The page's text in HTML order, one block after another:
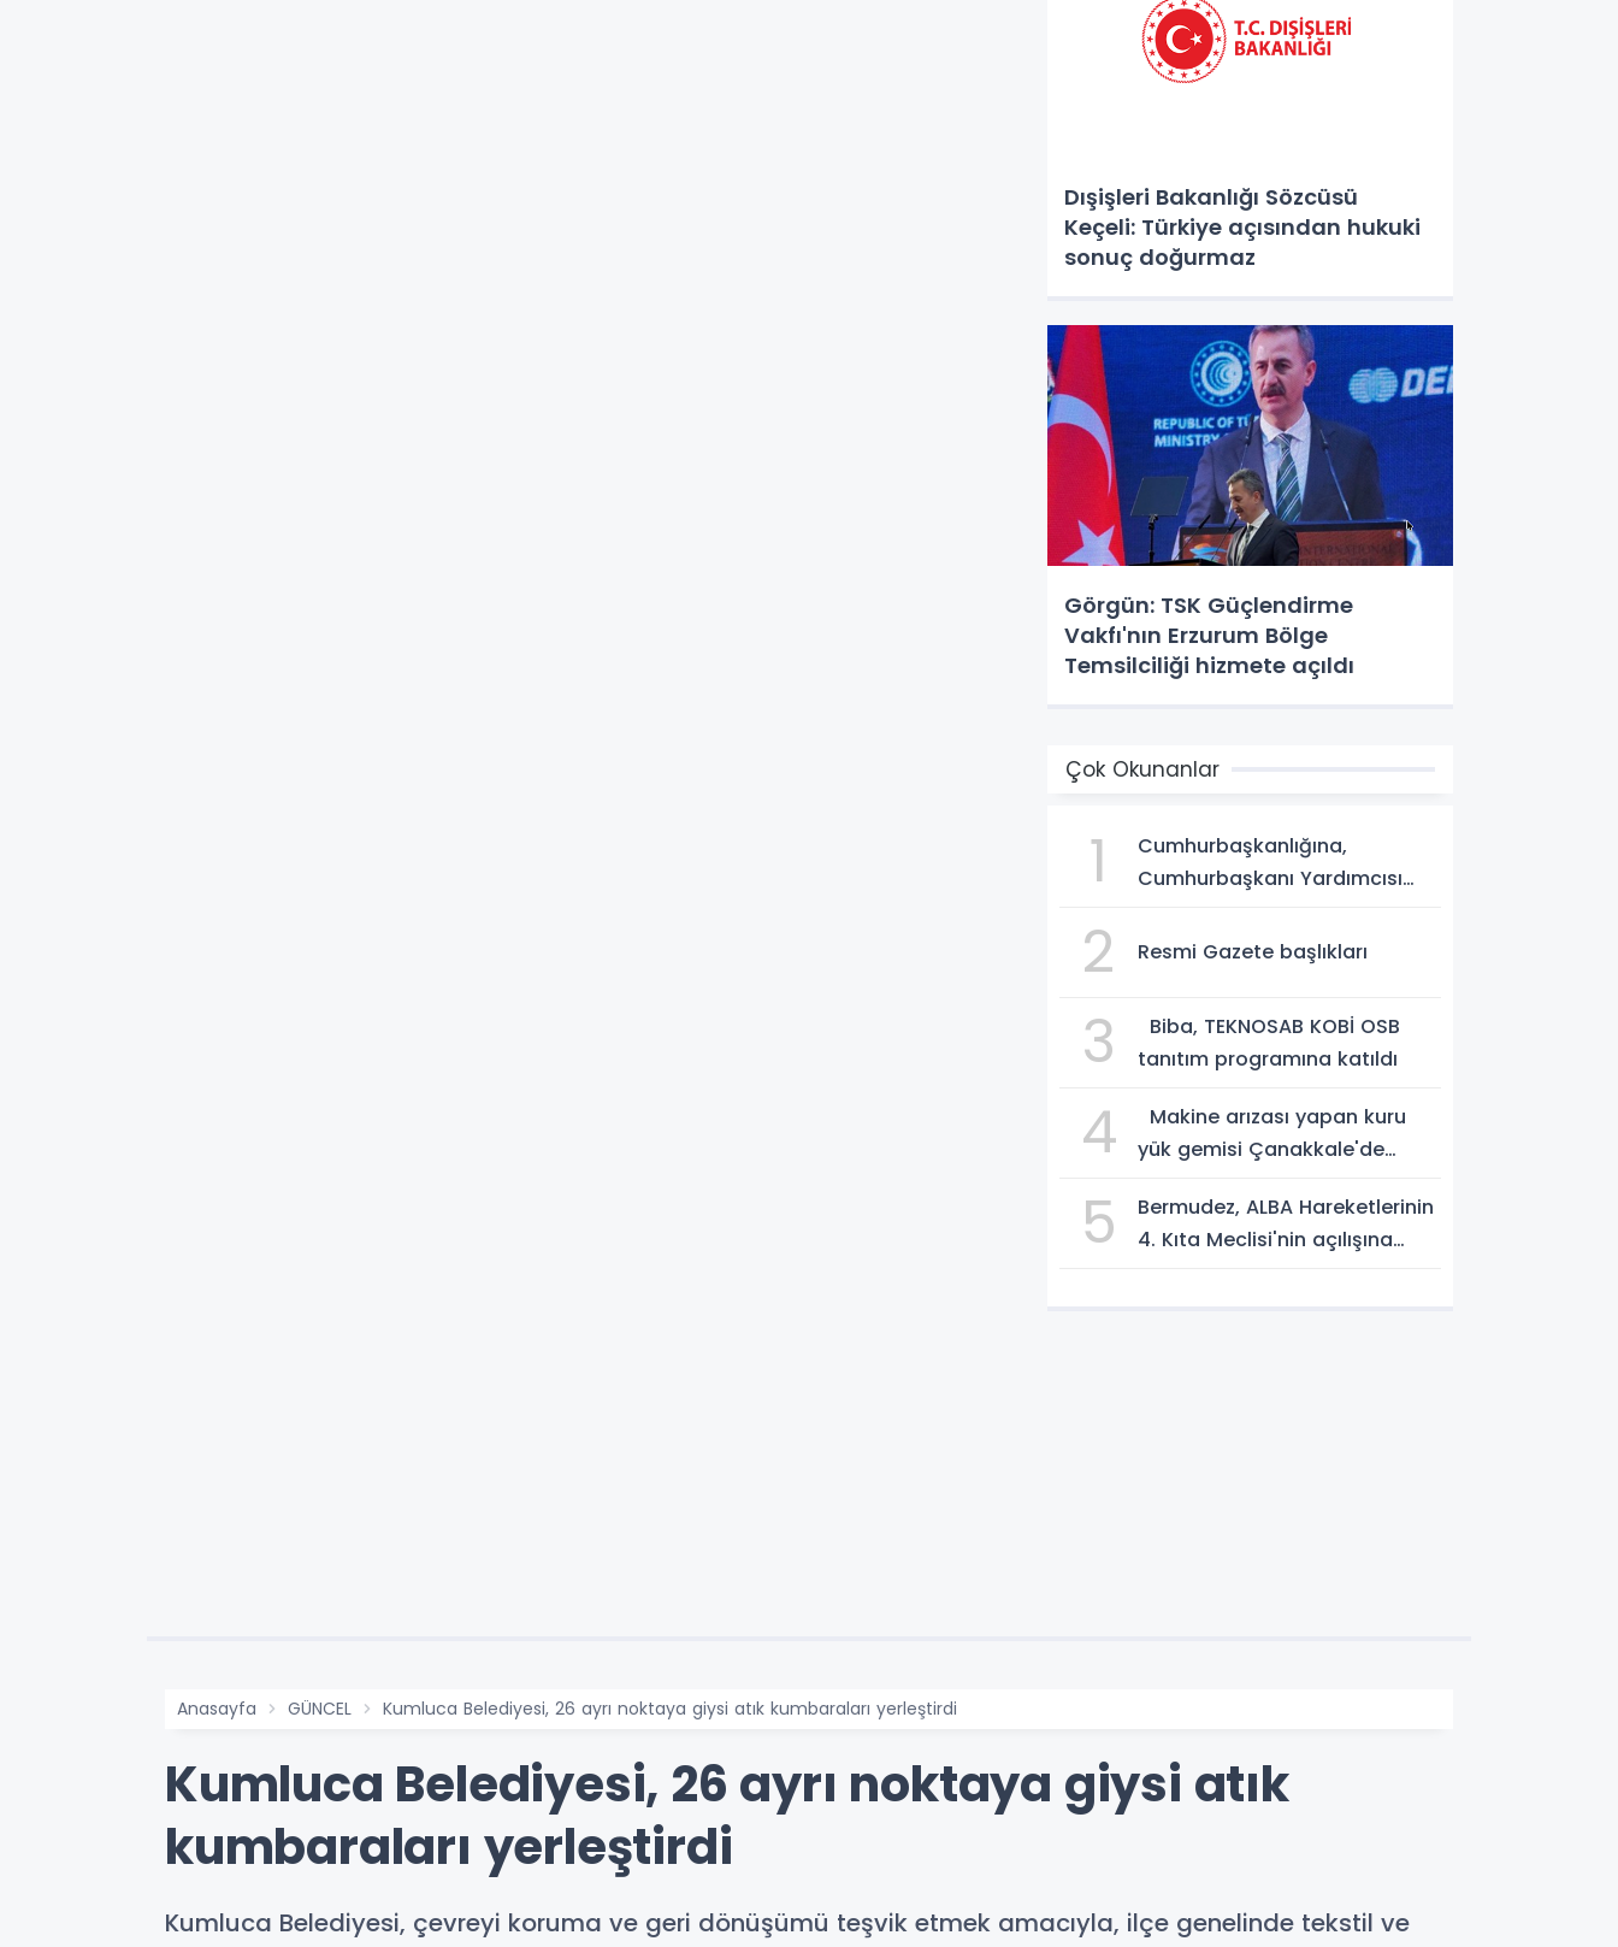
Dışişleri Bakanlığı Sözcüsü
Keçeli: Türkiye açısından hukuki
sonuç doğurmaz
Görgün: TSK Güçlendirme
Vakfı'nın Erzurum Bölge
Temsilciliği hizmete açıldı
Çok Okunanlar
1
Cumhurbaşkanlığına,
Cumhurbaşkanı Yardımcısı
2 Resmi Gazete başlıkları
3
Biba, TEKNOSAB KOBİ OSB
tanıtım programına katıldı
4
Makine arızası yapan kuru
yük gemisi Çanakkale'de
5
Bermudez, ALBA Hareketlerinin
4. Kıta Meclisi'nin açılışına
Anasayfa GÜNCEL Kumluca Belediyesi, 26 ayrı noktaya giysi atık kumbaraları yerleştirdi
Kumluca Belediyesi, 26 ayrı noktaya giysi atık
kumbaraları yerleştirdi
Kumluca Belediyesi, çevreyi koruma ve geri dönüşümü teşvik etmek amacıyla, ilçe genelinde tekstil ve